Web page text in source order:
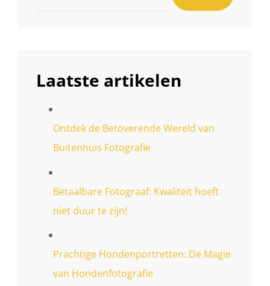
Laatste artikelen
Ontdek de Betoverende Wereld van
Buitenhuis Fotografie
Betaalbare Fotograaf: Kwaliteit hoeft
niet duur te zijn!
Prachtige Hondenportretten: De Magie
van Hondenfotografie